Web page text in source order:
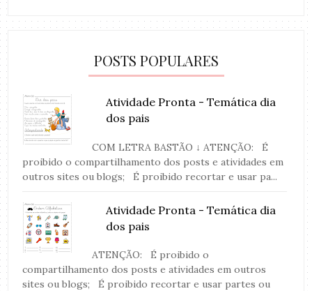
POSTS POPULARES
Atividade Pronta - Temática dia
dos pais
COM LETRA BASTÃO ↓ ATENÇÃO: É
proibido o compartilhamento dos posts e atividades em
outros sites ou blogs; É proibido recortar e usar pa...
Atividade Pronta - Temática dia
dos pais
ATENÇÃO: É proibido o
compartilhamento dos posts e atividades em outros
sites ou blogs; É proibido recortar e usar partes ou